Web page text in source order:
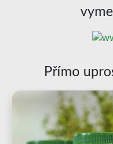
Přímo